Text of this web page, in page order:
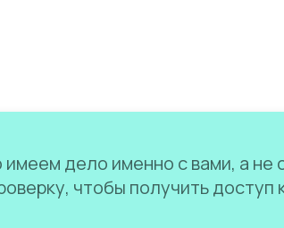
дело именно с вами, а не
чтобы получить доступ